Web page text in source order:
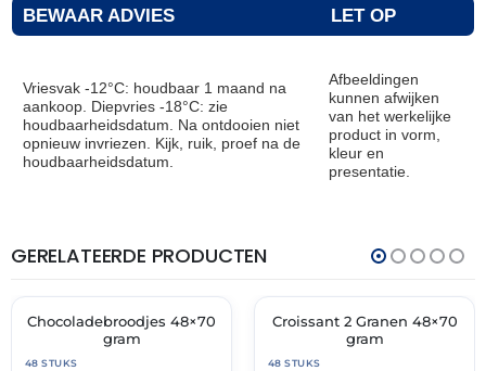
BEWAAR ADVIES LET OP
Vriesvak -12°C: houdbaar 1 maand na
aankoop. Diepvries -18°C: zie
houdbaarheidsdatum. Na ontdooien niet
opnieuw invriezen. Kijk, ruik, proef na de
houdbaarheidsdatum.
Afbeeldingen
kunnen afwijken
van het werkelijke
product in vorm,
kleur en
presentatie.
GERELATEERDE PRODUCTEN
🔥 OP=OP
THT:
31-
Chocoladebroodjes 48×70
gram
48 STUKS
🔥 OP=OP
Croissant 2 Granen 48×70
gram
48 STUKS